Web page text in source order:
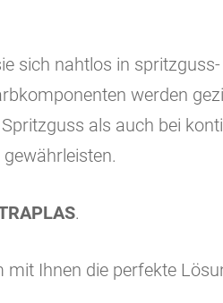
sich nahtlos in
werden
als auch bei
.
mit Ihnen die perfekte